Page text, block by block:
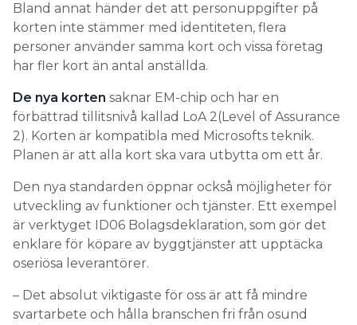
Bland annat händer det att personuppgifter på
korten inte stämmer med identiteten, flera
personer använder samma kort och vissa företag
har fler kort än antal anställda.
De nya korten saknar EM-chip och har en
förbättrad tillitsnivå kallad LoA 2(Level of Assurance
2). Korten är kompatibla med Microsofts teknik.
Planen är att alla kort ska vara utbytta om ett år.
Den nya standarden öppnar också möjligheter för
utveckling av funktioner och tjänster. Ett exempel
är verktyget ID06 Bolagsdeklaration, som gör det
enklare för köpare av byggtjänster att upptäcka
oseriösa leverantörer.
– Det absolut viktigaste för oss är att få mindre
svartarbete och hålla branschen fri från osund